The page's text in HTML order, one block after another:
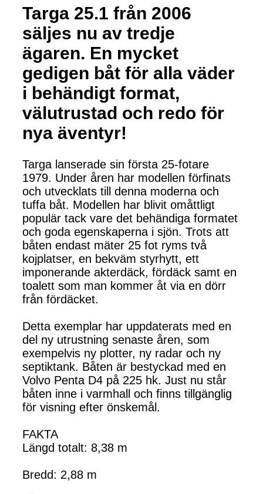
Targa 25.1 från 2006
säljes nu av tredje
ägaren. En mycket
gedigen båt för alla väder
i behändigt format,
välutrustad och redo för
nya äventyr!
Targa lanserade sin första 25-fotare
1979. Under åren har modellen förfinats
och utvecklats till denna moderna och
tuffa båt. Modellen har blivit omåttligt
populär tack vare det behändiga formatet
och goda egenskaperna i sjön. Trots att
båten endast mäter 25 fot ryms två
kojplatser, en bekväm styrhytt, ett
imponerande akterdäck, fördäck samt en
toalett som man kommer åt via en dörr
från fördäcket.
Detta exemplar har uppdaterats med en
del ny utrustning senaste åren, som
exempelvis ny plotter, ny radar och ny
septiktank. Båten är bestyckad med en
Volvo Penta D4 på 225 hk. Just nu står
båten inne i varmhall och finns tillgänglig
för visning efter önskemål.
FAKTA
Längd totalt: 8,38 m
Bredd: 2,88 m